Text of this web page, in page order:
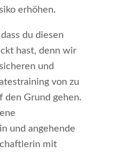
erhöhen.
du diesen
hast, denn wir
und
von zu
den Grund gehen.
und angehende
mit